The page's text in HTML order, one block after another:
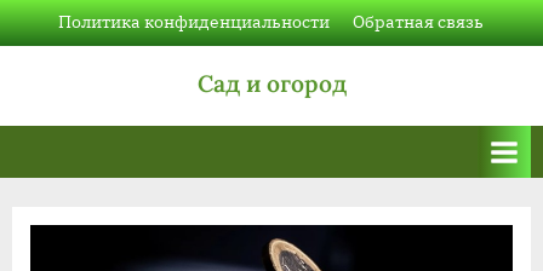
Skip
to
Политика конфиденциальности Обратная связь
Сад и огород